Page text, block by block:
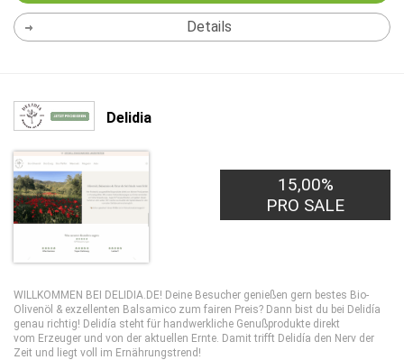
Details
Delidia
15,00%
PRO SALE
WILLKOMMEN BEI DELIDIA.DE! Deine Besucher genießen gern bestes Bio-
Olivenöl & exzellenten Balsamico zum fairen Preis? Dann bist du bei Delidía
genau richtig! Delidía steht für handwerkliche Genußprodukte direkt
vom Erzeuger und von der aktuellen Ernte. Damit trifft Delidía den Nerv der
Zeit und liegt voll im Ernährungstrend!